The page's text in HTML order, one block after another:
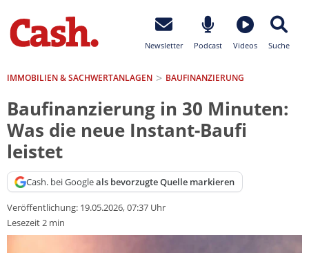
Newsletter Podcast Videos Suche
IMMOBILIEN & SACHWERTANLAGEN BAUFINANZIERUNG
Baufinanzierung in 30 Minuten:
Was die neue Instant-Baufi
leistet
Cash. bei Googleals bevorzugte Quelle markieren
Veröffentlichung: 19.05.2026, 07:37 Uhr
Lesezeit 2 min